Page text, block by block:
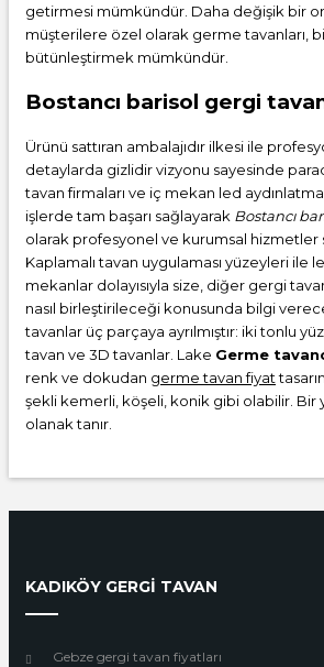
getirmesi mümkündür. Daha değişik bir
müşterilere özel olarak germe tavanları,
bütünleştirmek mümkündür.
Bostancı barisol gergi
Ürünü sattıran ambalajıdır ilkesi ile
detaylarda gizlidir vizyonu sayesinde
tavan firmaları ve iç mekan led
işlerde tam başarı sağlayarak Bostancı
olarak profesyonel ve kurumsal hizmetler
Kaplamalı tavan uygulaması yüzeyleri ile
mekanlar dolayısıyla size, diğer gergi
nasıl birleştirileceği konusunda bilgi
tavanlar üç parçaya ayrılmıştır: iki tonlu
tavan ve 3D tavanlar. Lake Germe
renk ve dokudan germe tavan fiyat
şekli kemerli, köşeli, konik gibi olabilir. Bir
olanak tanır.
KADIKÖY GERGİ TAVAN
Gebze gergi tavan fiyatları